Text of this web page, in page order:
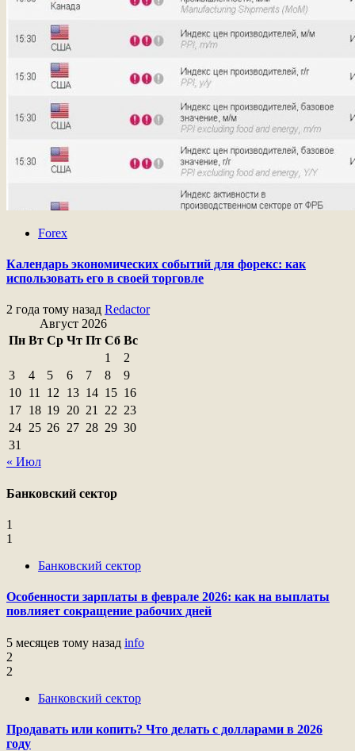
Forex
Календарь экономических событий для форекс: как
использовать его в своей торговле
2 года тому назад Redactor
Август 2026
Пн Вт Ср Чт Пт Сб Вс
1
2
3
4 5 6 7 8
9
10 11 12 13 14 15 16
17 18 19 20 21 22 23
24 25 26 27 28 29 30
31
« Июл
Банковский сектор
1
1
Банковский сектор
Особенности зарплаты в феврале 2026: как на выплаты
повлияет сокращение рабочих дней
5 месяцев тому назад info
2
2
Банковский сектор
Продавать или копить? Что делать с долларами в 2026
году